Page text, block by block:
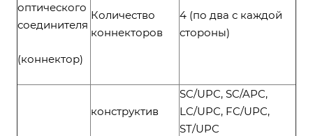
оптического
соединителя
(коннектор)
Количество
коннекторов
4 (по два с каждой
стороны)
конструктив
SC/UPC, SC/APC,
LC/UPC, FC/UPC,
ST/UPC